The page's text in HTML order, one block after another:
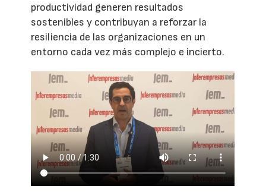
productividad generen resultados
sostenibles y contribuyan a reforzar la
resiliencia de las organizaciones en un
entorno cada vez más complejo e incierto.